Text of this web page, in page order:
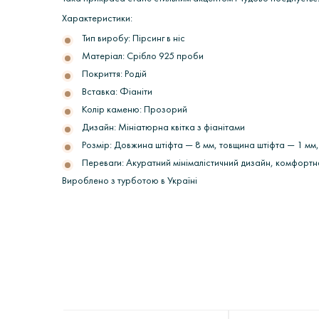
Характеристики:
Тип виробу: Пірсинг в ніс
Матеріал: Срібло 925 проби
Покриття: Родій
Вставка: Фіаніти
Колір каменю: Прозорий
Дизайн: Мініатюрна квітка з фіанітами
Розмір: Довжина штіфта — 8 мм, товщина штіфта — 1
Переваги: Акуратний мінімалістичний дизайн,
Вироблено з турботою в Україні
Ми завжди перевіряємо прикраси перед відправкою!
Відгуки можуть залишати тільки ті користувачі,